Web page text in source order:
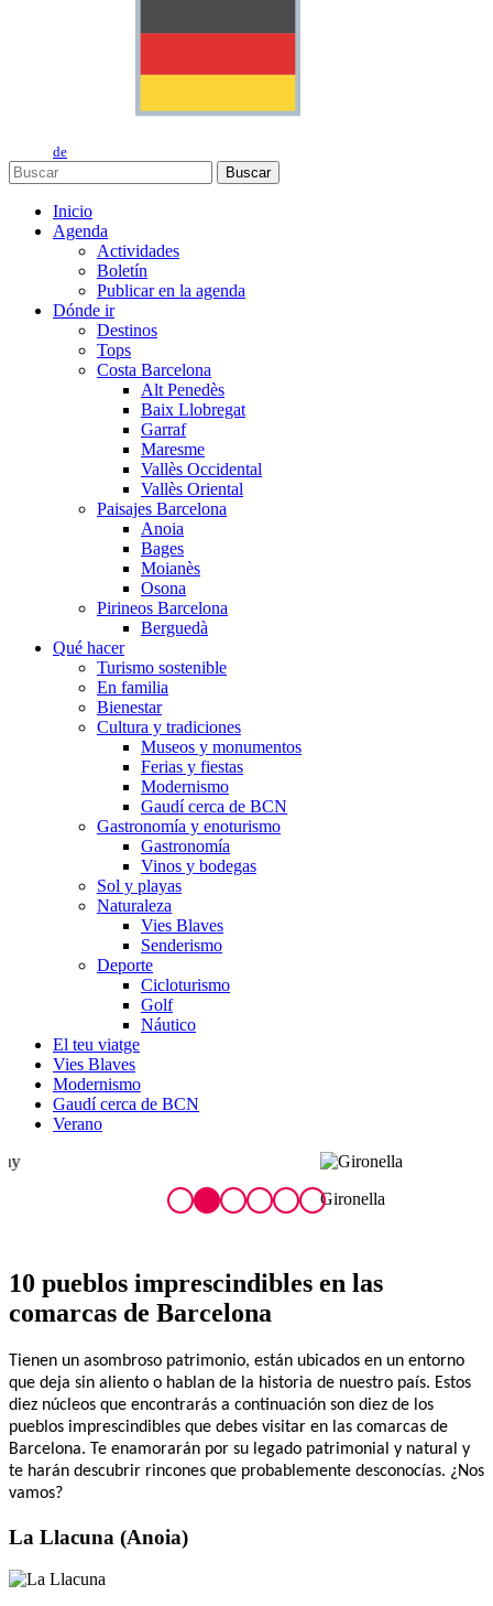
de
Buscar
Inicio
Agenda
Actividades
Boletín
Publicar en la agenda
Dónde ir
Destinos
Tops
Costa Barcelona
Alt Penedès
Baix Llobregat
Garraf
Maresme
Vallès Occidental
Vallès Oriental
Paisajes Barcelona
Anoia
Bages
Moianès
Osona
Pirineos Barcelona
Berguedà
Qué hacer
Turismo sostenible
En familia
Bienestar
Cultura y tradiciones
Museos y monumentos
Ferias y fiestas
Modernismo
Gaudí cerca de BCN
Gastronomía y enoturismo
Gastronomía
Vinos y bodegas
Sol y playas
Naturaleza
Vies Blaves
Senderismo
Deporte
Cicloturismo
Golf
Náutico
El teu viatge
Vies Blaves
Modernismo
Gaudí cerca de BCN
Verano
10 pueblos imprescindibles en las
comarcas de Barcelona
Tienen un asombroso patrimonio, están ubicados en un entorno
que deja sin aliento o hablan de la historia de nuestro país. Estos
diez núcleos que encontrarás a continuación son diez de los
pueblos imprescindibles que debes visitar en las comarcas de
Barcelona. Te enamorarán por su legado patrimonial y natural y
te harán descubrir rincones que probablemente desconocías. ¿Nos
vamos?
La Llacuna (Anoia)